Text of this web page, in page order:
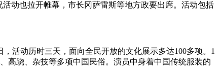
动也拉开帷幕，市长冈萨雷斯等地方政要出席。活动包括
活动历时三天，面向全民开放的文化展示多达100多项。1
高跷、杂技等多项中国民俗。演员中身着中国传统服装的